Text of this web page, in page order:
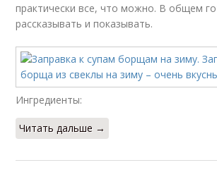
практически все, что можно. В общем
рассказывать и показывать.
Ингредиенты:
Читать дальше →